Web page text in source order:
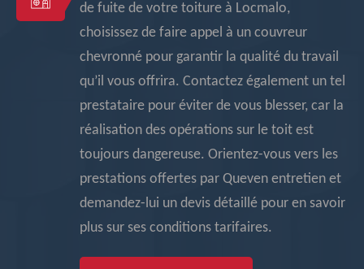
de fuite de votre toiture à Locmalo,
choisissez de faire appel à un couvreur
chevronné pour garantir la qualité du travail
qu’il vous offrira. Contactez également un tel
prestataire pour éviter de vous blesser, car la
réalisation des opérations sur le toit est
toujours dangereuse. Orientez-vous vers les
prestations offertes par Queven entretien et
demandez-lui un devis détaillé pour en savoir
plus sur ses conditions tarifaires.